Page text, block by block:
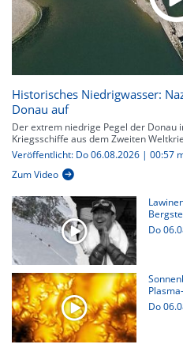
Historisches Niedrigwasser:
Donau auf
Der extrem niedrige Pegel der Donau
Kriegsschiffe aus dem Zweiten
Veröffentlicht: Do 06.08.2026 | 00:57
Zum Video
Do
Do